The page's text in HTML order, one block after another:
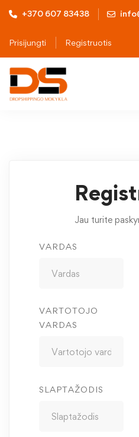
+370 607 83438
Prisijungti Registruotis
Jau turite
VARDAS
VARTOTOJO
VARDAS
SLAPTAŽODIS